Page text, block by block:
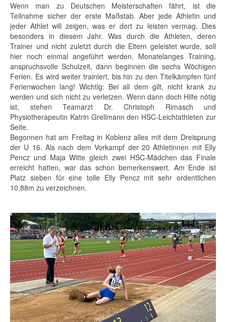
Wenn man zu Deutschen Meisterschaften fährt, ist die
Teilnahme sicher der erste Maßstab. Aber jede Athletin und
jeder Athlet will zeigen, was er dort zu leisten vermag. Dies
besonders in diesem Jahr. Was durch die Athleten, deren
Trainer und nicht zuletzt durch die Eltern geleistet wurde, soll
hier noch einmal angeführt werden. Monatelanges Training,
anspruchsvolle Schulzeit, dann beginnen die sechs Wöchigen
Ferien. Es wird weiter trainiert, bis hin zu den Titelkämpfen fünf
Ferienwochen lang! Wichtig: Bei all dem gilt, nicht krank zu
werden und sich nicht zu verletzen. Wenn dann doch Hilfe nötig
ist, stehen Teamarzt Dr. Christoph Rimasch und
Physiotherapeutin Katrin Grellmann den HSC-Leichtathleten zur
Seite.
Begonnen hat am Freitag in Koblenz alles mit dem Dreisprung
der U 16. Als nach dem Vorkampf der 20 Athletinnen mit Elly
Pencz und Maja Witte gleich zwei HSC-Mädchen das Finale
erreicht hatten, war das schon bemerkenswert. Am Ende ist
Platz sieben für eine tolle Elly Pencz mit sehr ordentlichen
10,88m zu verzeichnen.